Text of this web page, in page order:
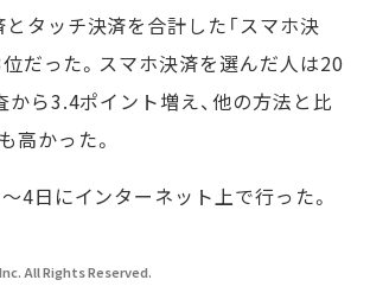
タッチ決済を合計した「スマホ決
だった。スマホ決済を選んだ人は20
ら3.4ポイント増え、他の方法と比
高かった。
4日にインターネット上で行った。
All Rights Reserved.